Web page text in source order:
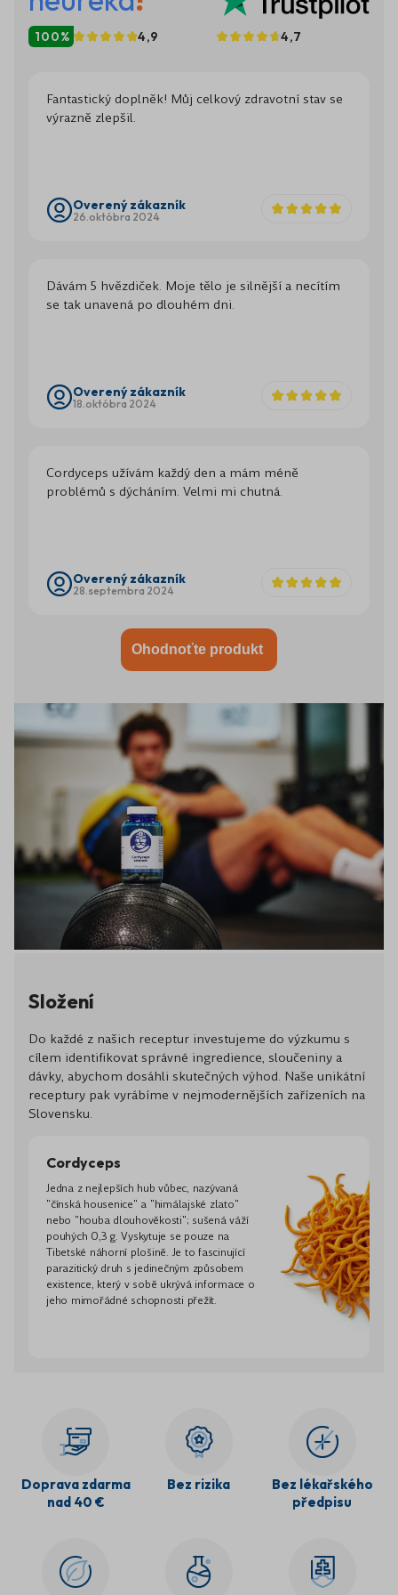
100% 4,9 4,7
Fantastický doplněk! Můj celkový zdravotní stav se
výrazně zlepšil.
Overený zákazník
26.októbra 2024
Dávám 5 hvězdiček. Moje tělo je silnější a necítím
se tak unavená po dlouhém dni.
Overený zákazník
18.októbra 2024
Cordyceps užívám každý den a mám méně
problémů s dýcháním. Velmi mi chutná.
Overený zákazník
28.septembra 2024
Ohodnoťte produkt
Složení
Do každé z našich receptur investujeme do výzkumu s
cílem identifikovat správné ingredience, sloučeniny a
dávky, abychom dosáhli skutečných výhod. Naše unikátní
receptury pak vyrábíme v nejmodernějších zařízeních na
Slovensku.
Cordyceps
Jedna z nejlepších hub vůbec, nazývaná
"čínská housenice" a "himálajské zlato"
nebo "houba dlouhověkosti"; sušená váží
pouhých 0,3 g. Vyskytuje se pouze na
Tibetské náhorní plošině. Je to fascinující
parazitický druh s jedinečným způsobem
existence, který v sobě ukrývá informace o
jeho mimořádné schopnosti přežít.
Doprava zdarma
nad 40 €
Bez rizika
Bez lékařského
předpisu